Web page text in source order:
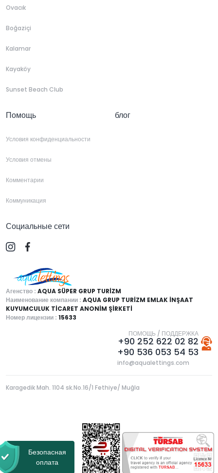
Ovacık
Boğaziçi
Kalamar
Kayaköy
Sunset Beach Club
Помощь
Условия конфиденциальности
Условия отмены
Комментарии
Коммуникация
блог
Социальные сети
Агенство : AQUA SÜPER GRUP TURİZM
Наименование компании : AQUA GRUP TURİZM EMLAK İNŞAAT
KUYUMCULUK TİCARET ANONİM ŞİRKETİ
Номер лицензии : 15633
ПОМОЩЬ / ПОДДЕРЖКА
+90 252 622 02 82
+90 536 053 54 53
info@aqualettings.com
Karagedik Mah. 1104 sk.No.16/1 Fethiye/ Muğla
Безопасная
оплата